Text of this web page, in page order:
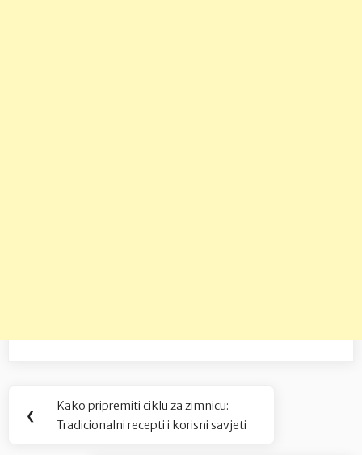
Navigacija
objava
❮
Previous
Post:
Kako pripremiti ciklu za zimnicu:
Tradicionalni recepti i korisni savjeti